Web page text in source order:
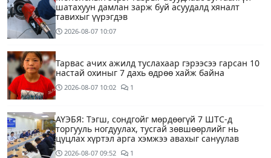
шатахуун дамлан зарж буй асуудалд хяналт
тавихыг үүрэгдэв
2026-08-07 10:07
Тарвас ачих ажилд туслахаар гэрээсээ гарсан 10
настай охиныг 7 дахь өдрөө хайж байна
2026-08-07 10:02 1
АҮЭБЯ: Тэгш, сондгойг мөрдөөгүй 7 ШТС-д
торгууль ногдуулах, тусгай зөвшөөрлийг нь
цуцлах хүртэл арга хэмжээ авахыг сануулав
2026-08-07 09:52 1